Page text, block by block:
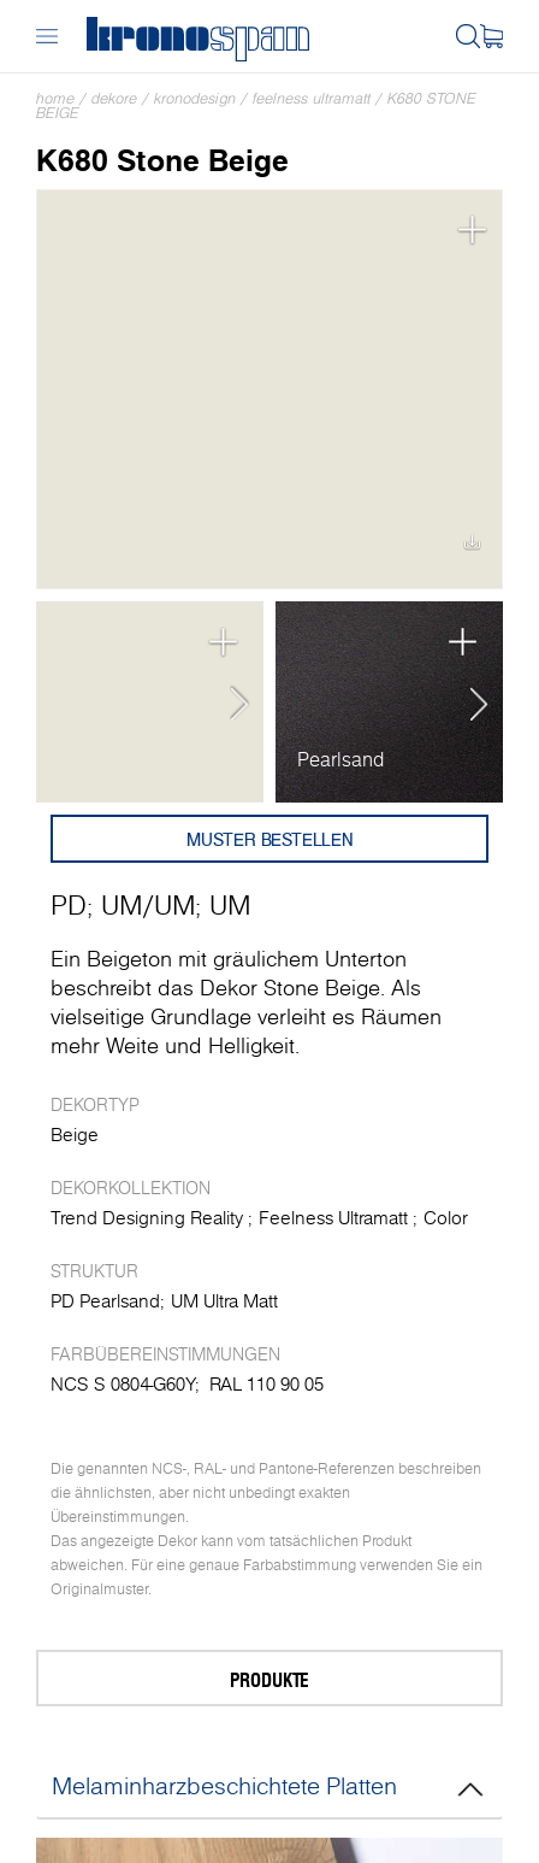
home / dekore / kronodesign / feelness ultramatt / K680 STONE
BEIGE
K680 Stone Beige
Pearlsand
PD; UM/UM; UM
MUSTER BESTELLEN
Ein Beigeton mit gräulichem Unterton
beschreibt das Dekor Stone Beige. Als
vielseitige Grundlage verleiht es Räumen
mehr Weite und Helligkeit.
DEKORTYP
Beige
DEKORKOLLEKTION
Trend Designing Reality Feelness Ultramatt Color
STRUKTUR
PD Pearlsand UM Ultra Matt
FARBÜBEREINSTIMMUNGEN
NCS S 0804-G60Y; RAL 110 90 05
Die genannten NCS-, RAL- und Pantone-Referenzen beschreiben
die ähnlichsten, aber nicht unbedingt exakten
Übereinstimmungen.
Das angezeigte Dekor kann vom tatsächlichen Produkt
abweichen. Für eine genaue Farbabstimmung verwenden Sie ein
Originalmuster.
PRODUKTE
Melaminharzbeschichtete Platten